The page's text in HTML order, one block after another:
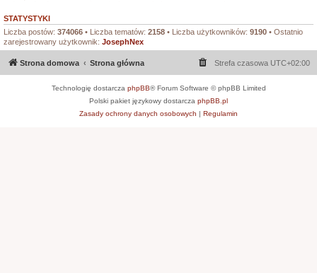
STATYSTYKI
Liczba postów: 374066 • Liczba tematów: 2158 • Liczba użytkowników: 9190 • Ostatnio
zarejestrowany użytkownik: JosephNex
Strona domowa Strona główna Strefa czasowa UTC+02:00
Technologię dostarcza phpBB® Forum Software © phpBB Limited
Polski pakiet językowy dostarcza phpBB.pl
Zasady ochrony danych osobowych | Regulamin